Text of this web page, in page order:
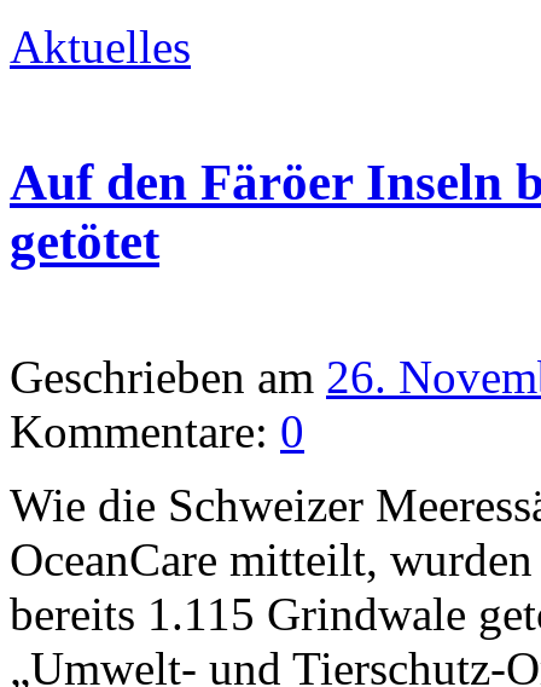
Aktuelles
Auf den Färöer Inseln
getötet
Geschrieben am 26.
Kommentare: 0
Wie die Schweizer
OceanCare mitteilt,
bereits 1.115 Grindwale
„Umwelt- und Tierschutz-